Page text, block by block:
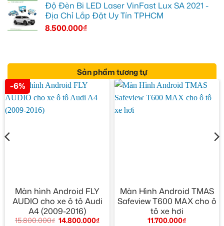
Độ Đèn Bi LED Laser VinFast Lux SA 2021 -
Địa Chỉ Lắp Đặt Uy Tín TPHCM
8.500.000₫
Sản phẩm tương tự
-6%
Màn hình Android FLY
AUDIO cho xe ô tô Audi
A4 (2009-2016)
15.800.000₫ 14.800.000₫
Màn Hình Android TMAS
Safeview T600 MAX cho ô
tô xe hơi
11.700.000₫